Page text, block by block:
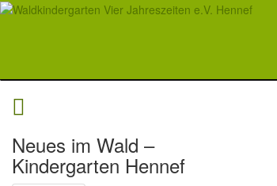
Neues im Wald –
Kindergarten Hennef